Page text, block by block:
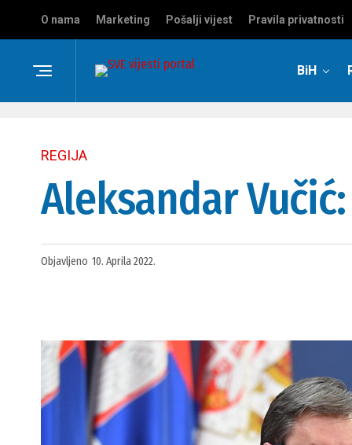
O nama Marketing Pošalji vijest Pravila privatnosti
BiH
REGIJA
Aleksandar
Objavljeno 10. Aprila 2022.